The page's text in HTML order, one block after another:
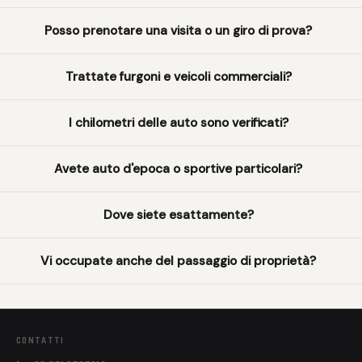
Posso prenotare una visita o un giro di prova?
Trattate furgoni e veicoli commerciali?
I chilometri delle auto sono verificati?
Avete auto d'epoca o sportive particolari?
Dove siete esattamente?
Vi occupate anche del passaggio di proprietà?
CONTATTI